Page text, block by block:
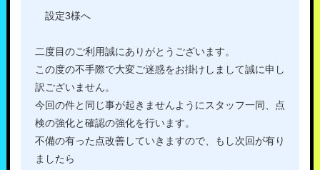
設定3様へ
二度目のご利用誠にありがとうございます。
この度の不手際で大変ご迷惑をお掛けしまして誠に申し
訳ございません。
今回の件と同じ事が起きませんようにスタッフ一同、点
検の強化と確認の強化を行います。
不備の有った点改善していきますので、もし次回が有り
ましたら